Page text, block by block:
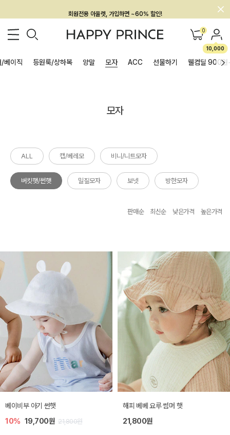
회원전용 아울렛, 가입하면 ~60% 할인!
멤버십 최대 28,000원 혜택 0
10,000
/베이직 등원룩/상하복 양말 모자 ACC 선물하기 웰컴딜 900원
모자
ALL 캡/베레모 비니/니트모자
버킷햇/썬햇 밀짚모자 보넷 방한모자
판매순 최신순 낮은가격 높은가격
베이비부 아기 썬햇
10% 19,700원 21,800원
해피 베베 요루 썸머 햇
21,800원